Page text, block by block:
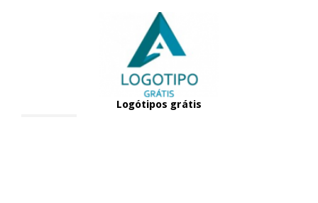
Logótipos grátis